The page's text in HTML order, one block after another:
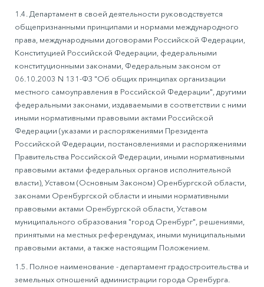
1.4. Департамент в своей деятельности руководствуется
общепризнанными принципами и нормами международного
права, международными договорами Российской Федерации,
Конституцией Российской Федерации, федеральными
конституционными законами, Федеральным законом от
06.10.2003 N 131-ФЗ "Об общих принципах организации
местного самоуправления в Российской Федерации", другими
федеральными законами, издаваемыми в соответствии с ними
иными нормативными правовыми актами Российской
Федерации (указами и распоряжениями Президента
Российской Федерации, постановлениями и распоряжениями
Правительства Российской Федерации, иными нормативными
правовыми актами федеральных органов исполнительной
власти), Уставом (Основным Законом) Оренбургской области,
законами Оренбургской области и иными нормативными
правовыми актами Оренбургской области, Уставом
муниципального образования "город Оренбург", решениями,
принятыми на местных референдумах, иными муниципальными
правовыми актами, а также настоящим Положением.
1.5. Полное наименование - департамент градостроительства и
земельных отношений администрации города Оренбурга.